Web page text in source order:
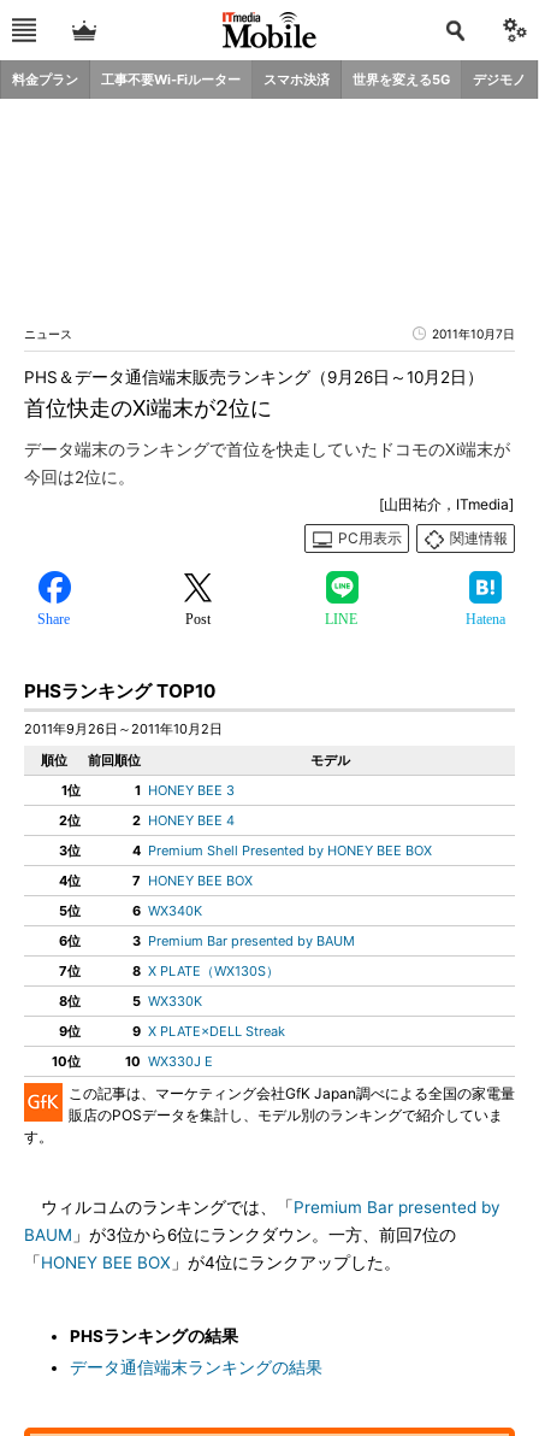
料金プラン 工事不要Wi-Fiルーター スマホ決済 世界を変える5G デジモノ
ニュース 2011年10月7日
首位快走のXi端末が2位に
PHS＆データ通信端末販売ランキング（9月26日～10月2日）
データ端末のランキングで首位を快走していたドコモのXi端末が
今回は2位に。
[山田祐介，ITmedia]
PC用表示
関連情報
Share Post LINE Hatena
PHSランキング TOP10
2011年9月26日～2011年10月2日
順位
前回順位
モデル
1位
1 HONEY BEE 3
2位
2 HONEY BEE 4
3位
4 Premium Shell Presented by HONEY BEE BOX
4位
7 HONEY BEE BOX
5位
6 WX340K
6位
3 Premium Bar presented by BAUM
7位
8 X PLATE（WX130S）
8位
5 WX330K
9位
9 X PLATE×DELL Streak
10位
10 WX330J E
この記事は、マーケティング会社GfK Japan調べによる全国の家電量
販店のPOSデータを集計し、モデル別のランキングで紹介していま
す。
ウィルコムのランキングでは、「Premium Bar presented by
BAUM 」が3位から6位にランクダウン。一方、前回7位の
「HONEY BEE BOX 」が4位にランクアップした。
PHSランキングの結果
データ通信端末ランキングの結果